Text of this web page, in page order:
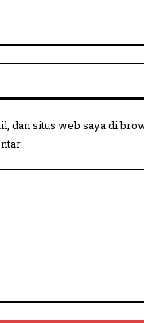
dan situs web saya di